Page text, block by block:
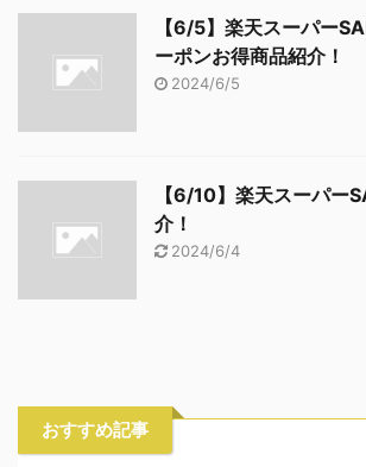
【6/5】楽天スーパー
ーポンお得商品紹介！
2024/6/5
【6/10】楽天スーパー
介！
2024/6/4
おすすめ記事